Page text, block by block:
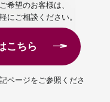
希望のお客様は、
にご相談ください。
こちら
ページをご参照くださ